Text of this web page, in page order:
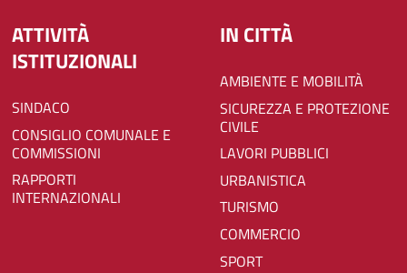
ATTIVITÀ
ISTITUZIONALI
SINDACO
CONSIGLIO COMUNALE E
COMMISSIONI
RAPPORTI
INTERNAZIONALI
IN CITTÀ
AMBIENTE E MOBILITÀ
SICUREZZA E PROTEZIONE
CIVILE
LAVORI PUBBLICI
URBANISTICA
TURISMO
COMMERCIO
SPORT